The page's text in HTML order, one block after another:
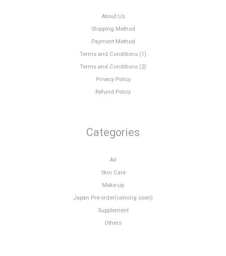
About Us
Shipping Method
Payment Method
Terms and Conditions (1)
Terms and Conditions (2)
Privacy Policy
Refund Policy
Categories
All
Skin Care
Make-up
Japan Pre-order(coming soon)
Supplement
Others